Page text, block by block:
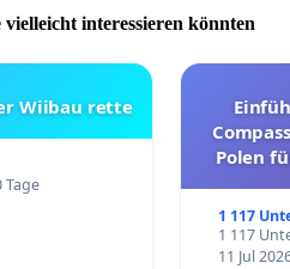
interessieren könnten
Wiibau rette
Polen
1 117
1 117
11 Jul